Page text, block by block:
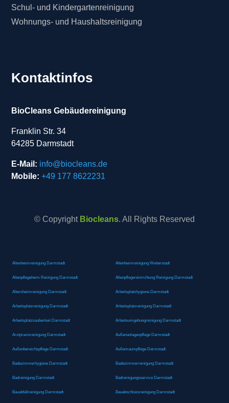
Schul- und Kindergartenreinigung
Wohnungs- und Haushaltsreinigung
Kontaktinfos
BioCleans Gebäudereinigung
Franklin Str. 34
64285 Darmstadt
E-Mail: info@biocleans.de
Mobile: +49 177 8622231
© Copyright Biocleans. All Rights Reserved
Altenheimreinigung Darmstadt Altenheimreinigung Weiterstadt
Altenpflegeheim Reinigung Darmstadt Altenpflegereinrichtung Reinigung Darmstadt
Altersheimreinigung Darmstadt Arbeitsplatzhygiene Darmstadt
Arbeitsplatzreinigung Darmstadt Arbeitsplatzreinigung Darmstadt
Arbeitsplatzsauberkeit Darmstadt Arbeitsumgebungreinigung Darmstadt
Arztpraxisreinigung Darmstadt Außenanlagenpflege Darmstadt
Außenbereichspflege Darmstadt Außenraumpflege Darmstadt
Badezimmerhygiene Darmstadt Badezimmerreinigung Darmstadt
Badreinigung Darmstadt Badreinigungsservice Darmstadt
Bauabfallreinigung Darmstadt Bauabschlussreinigung Darmstadt